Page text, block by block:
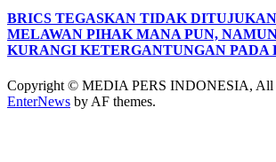
BRICS TEGASKAN TIDAK
MELAWAN PIHAK MANA PUN,
KURANGI KETERGANTUNGAN PADA
Copyright © MEDIA PERS INDONESIA, All
EnterNews by AF themes.